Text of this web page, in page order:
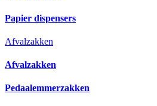
Papier dispensers
Afvalzakken
Afvalzakken
Pedaalemmerzakken